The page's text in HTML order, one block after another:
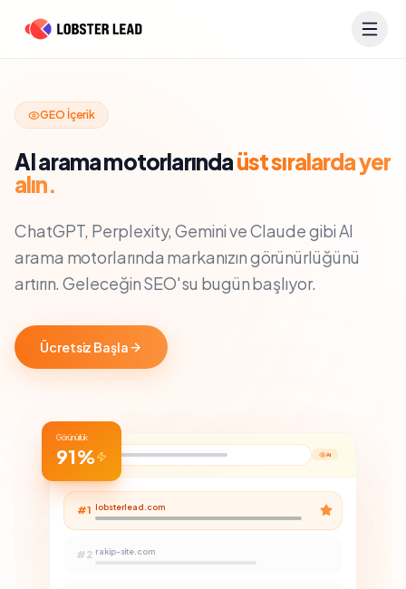
GEO İçerik
AI arama motorlarındaüst sıralarda yer
alın.
ChatGPT, Perplexity, Gemini ve Claude gibi AI
arama motorlarında markanızın görünürlüğünü
artırın. Geleceğin SEO'su bugün başlıyor.
Ücretsiz Başla
AI
#1 lobsterlead.com
#2 rakip-site.com
Görünürlük
91%